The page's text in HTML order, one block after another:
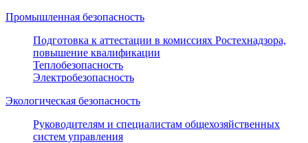
Промышленная безопасность
Подготовка к аттестации в комиссиях Ростехнадзора,
повышение квалификации
Теплобезопасность
Электробезопасность
Экологическая безопасность
Руководителям и специалистам общехозяйственных
систем управления